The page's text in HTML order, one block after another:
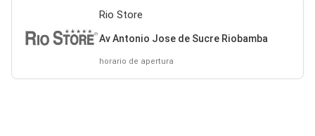
Rio Store
Av Antonio Jose de Sucre Riobamba
horario de apertura